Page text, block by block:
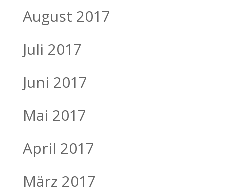
August 2017
Juli 2017
Juni 2017
Mai 2017
April 2017
März 2017